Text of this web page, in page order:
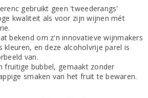
gebruikt geen 'tweederangs'
kwaliteit als voor zijn wijnen mét
bekend om z'n innovatieve wijnmakers
kleuren, en deze alcoholvrije parel is
van.
fruitige bubbel, gemaakt zonder
smaken van het fruit te bewaren.